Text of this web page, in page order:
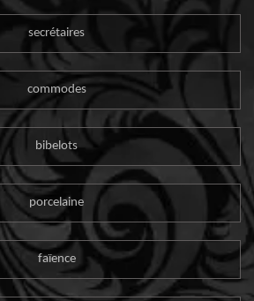
secrétaires
commodes
bibelots
porcelaine
faïence